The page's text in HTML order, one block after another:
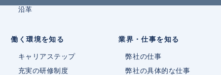
沿革
働く環境を知る
キャリアステップ
充実の研修制度
業界・仕事を知る
弊社の仕事
弊社の具体的な仕事